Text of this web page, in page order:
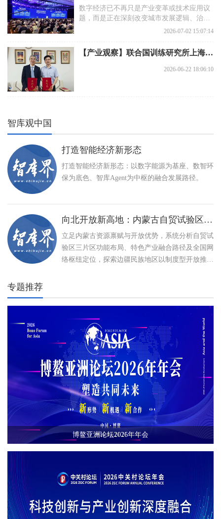
数字经济已不再只是产业变革或技术应用议
题，而是正在深刻改变城市发展逻辑、治理
方式、空间组织和全球连接结构的系统性力
2026-07-02 15:07:14
【产业观察】联合国训练研究所上海国际培训中心与新型智库战略合作——以“AI+教育”“AI+产业”双轮驱动，助力全球可持续发展
2026-06-22 18:06:10
智库观中国
打造智能经济新形态
打造智能经济新形态：以数字能源为基座、数智环
保为底色、智库Agent为中枢的融合发展路径。
向北开放新高地：内蒙古自贸试验区建设与特色产业高质量发展路径
立足内蒙古资源禀赋与开放优势，系统分析自贸试
验区三片区功能布局、特色产业融合路径及全国网
络枢纽定位，探索边疆民族地区以制度型开放推动
专题推荐
博鳌亚洲论坛2026年年会